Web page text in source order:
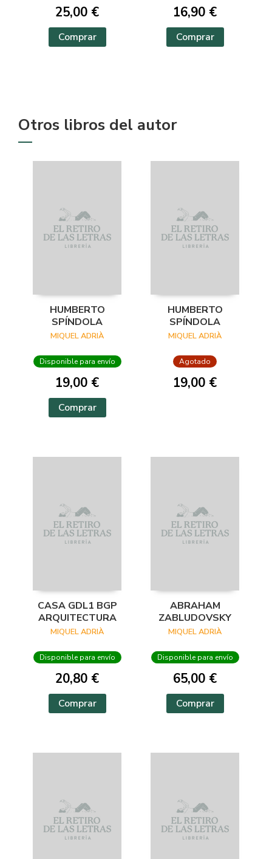
25,00 €
Comprar
16,90 €
Comprar
Otros libros del autor
HUMBERTO
SPÍNDOLA
MIQUEL ADRIÀ
Disponible para envío
19,00 €
Comprar
HUMBERTO
SPÍNDOLA
MIQUEL ADRIÀ
Agotado
19,00 €
CASA GDL1 BGP
ARQUITECTURA
MIQUEL ADRIÀ
Disponible para envío
20,80 €
Comprar
ABRAHAM
ZABLUDOVSKY
MIQUEL ADRIÀ
Disponible para envío
65,00 €
Comprar